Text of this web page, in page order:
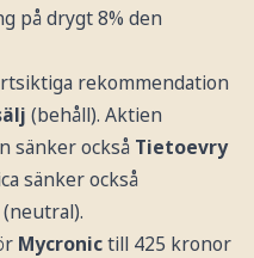
på drygt 8% den
rekommendation
(behåll). Aktien
sänker också Tietoevry
sänker också
(neutral).
Mycronictill 425 kronor